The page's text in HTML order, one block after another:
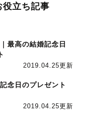
役立ち記事
最高の結婚記念日
2019.04.25更新
念日のプレゼント
2019.04.25更新